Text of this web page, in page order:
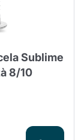
Sublime
8/10